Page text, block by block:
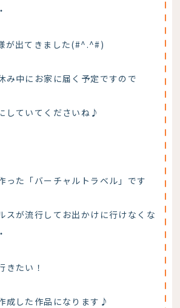
が出てきました(#^.^#)
み中にお家に届く予定ですので
していてくださいね♪
った「バーチャルトラベル」です
スが流行してお出かけに行けなくな
きたい！
成した作品になります♪